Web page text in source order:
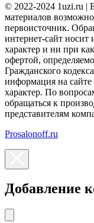
© 2022-2024 1uzi.ru |
материалов
первоисточник.
интернет-сайт
характер и ни при
офертой,
Гражданского
информация на
характер. По
обращаться к
представителям
Prosalonoff.ru
Добавление